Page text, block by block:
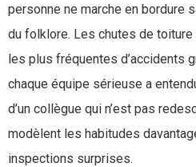
personne ne marche en bordure
du folklore. Les chutes de toiture
les plus fréquentes d’accidents
chaque équipe sérieuse a
d’un collègue qui n’est pas
modèlent les habitudes
inspections surprises.